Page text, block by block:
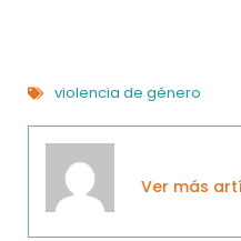
violencia de género
Ver más